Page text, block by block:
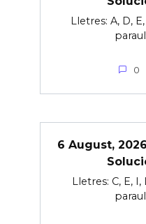
Lletres: A, D,
0
6 August,
Lletres: C, E,